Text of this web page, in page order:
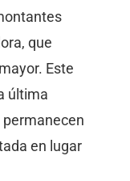
que
Este
última
en lugar